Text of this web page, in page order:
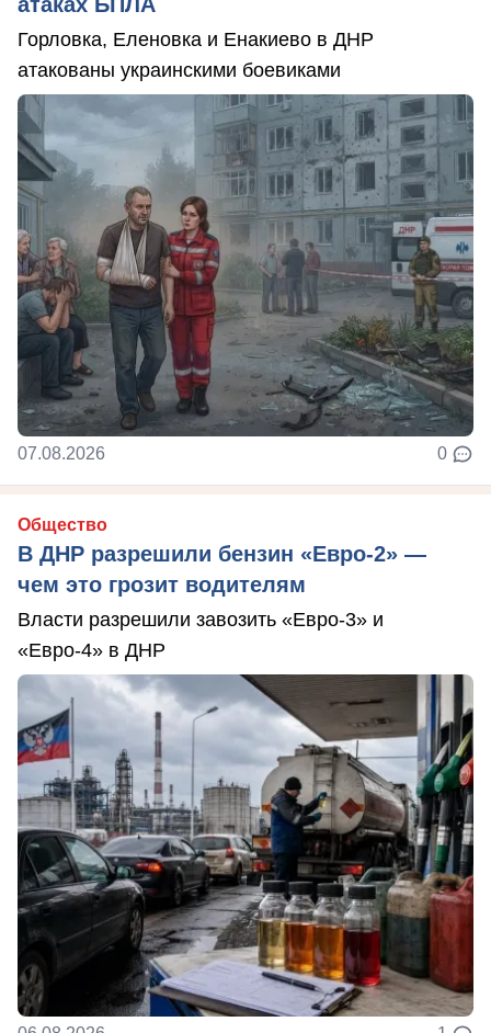
Горловка, Еленовка и Енакиево в ДНР
атакованы украинскими боевиками
07.08.2026 0
Общество
В ДНР разрешили бензин «Евро-2» —
чем это грозит водителям
Власти разрешили завозить «Евро-3» и
«Евро-4» в ДНР